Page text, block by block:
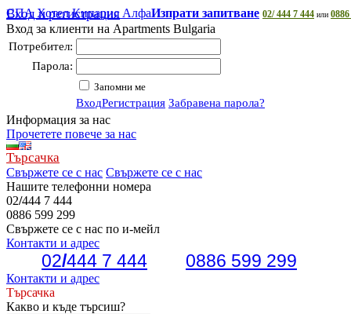
СПА Хотел Кипарис АлфаИзпрати запитване 02/ 444 7 444 или
Вход и регистрация
Вход за клиенти на Apartments Bulgaria
Потребител:
Парола:
Запомни ме
ВходРегистрация Забравена парола?
Информация за нас
Прочетете повече за нас
Търсачка
Свържете се с нас Свържете се с нас
Нашите телефонни номера
02/444 7 444
0886 599 299
Свържете се с нас по и-мейл
Контакти и адрес
02/444 7 444 0886 599 299
Контакти и адрес
Търсачка
Какво и къде търсиш?